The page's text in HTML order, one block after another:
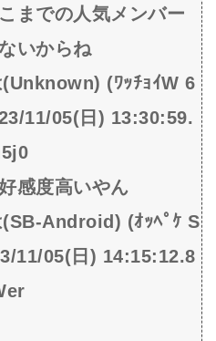
までの人気メンバー
いからね
(ﾜｯﾁｮｲW 6
11/05(日) 13:30:59.
感度高いやん
Android) (ｵｯﾍﾟｹ S
11/05(日) 14:15:12.8